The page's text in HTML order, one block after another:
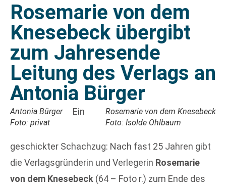
Rosemarie von dem
Knesebeck übergibt
zum Jahresende
Leitung des Verlags an
Antonia Bürger
Antonia Bürger
Foto: privat
Rosemarie von dem Knesebeck
Foto: Isolde Ohlbaum
Ein
geschickter Schachzug: Nach fast 25 Jahren gibt
die Verlagsgründerin und Verlegerin Rosemarie
von dem Knesebeck (64 – Foto r.) zum Ende des